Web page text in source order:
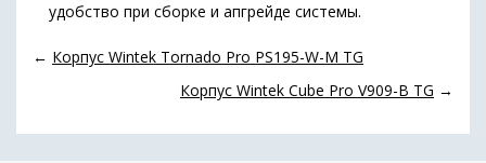
удобство при сборке и апгрейде системы.
← Корпус Wintek Tornado Pro PS195-W-M TG
Корпус Wintek Cube Pro V909-B TG →